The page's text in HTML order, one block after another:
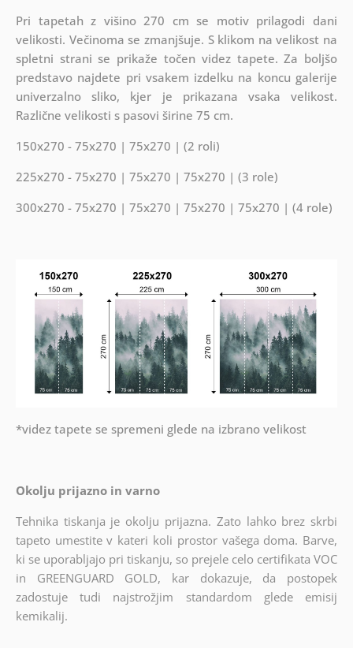
Pri tapetah z višino 270 cm se motiv prilagodi dani
velikosti. Večinoma se zmanjšuje. S klikom na velikost na
spletni strani se prikaže točen videz tapete. Za boljšo
predstavo najdete pri vsakem izdelku na koncu galerije
univerzalno sliko, kjer je prikazana vsaka velikost.
Različne velikosti s pasovi širine 75 cm.
150x270 - 75x270 | 75x270 | (2 roli)
225x270 - 75x270 | 75x270 | 75x270 | (3 role)
300x270 - 75x270 | 75x270 | 75x270 | 75x270 | (4 role)
*videz tapete se spremeni glede na izbrano velikost
Okolju prijazno in varno
Tehnika tiskanja je okolju prijazna. Zato lahko brez skrbi
tapeto umestite v kateri koli prostor vašega doma. Barve,
ki se uporabljajo pri tiskanju, so prejele celo certifikata VOC
in GREENGUARD GOLD, kar dokazuje, da postopek
zadostuje tudi najstrožjim standardom glede emisij
kemikalij.